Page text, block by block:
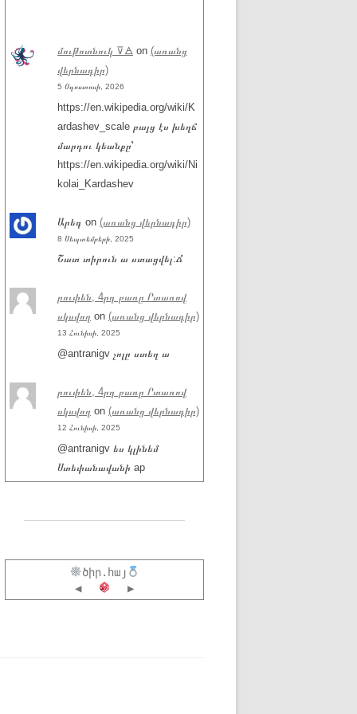
մութոտնուկ ⊽🜁 on (առանց
վերնագիր)
5 Օգոստոսի, 2026
https://en.wikipedia.org/wiki/K
ardashev_scale բայց էս խեղճ
մարդու կեանքը՝
https://en.wikipedia.org/wiki/Ni
kolai_Kardashev
Արեգ on (առանց վերնագիր)
8 Սեպտեմբերի, 2025
Շատ տիրուն ա ստացվել:Ճ
րուփեն, 4րդ բառը Րտառով
սկսվող on (առանց վերնագիր)
13 Հունիսի, 2025
@antranigv չոլը ստեղ ա
րուփեն, 4րդ բառը Րտառով
սկսվող on (առանց վերնագիր)
12 Հունիսի, 2025
@antranigv ես կլինեմ
Ստեփանավանի ap
ծիր.հայ
◀
▶